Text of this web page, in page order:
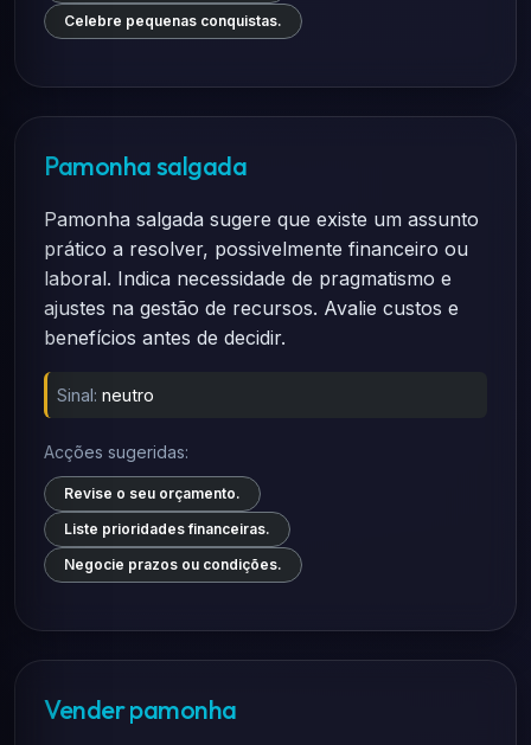
Celebre pequenas conquistas.
Pamonha salgada
Pamonha salgada sugere que existe um assunto
prático a resolver, possivelmente financeiro ou
laboral. Indica necessidade de pragmatismo e
ajustes na gestão de recursos. Avalie custos e
benefícios antes de decidir.
Sinal: neutro
Acções sugeridas:
Revise o seu orçamento.
Liste prioridades financeiras.
Negocie prazos ou condições.
Vender pamonha